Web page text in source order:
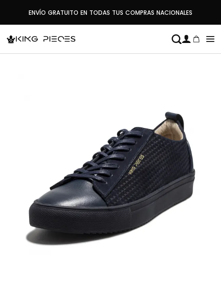
ENVÍO GRATUITO EN TODAS TUS COMPRAS NACIONALES